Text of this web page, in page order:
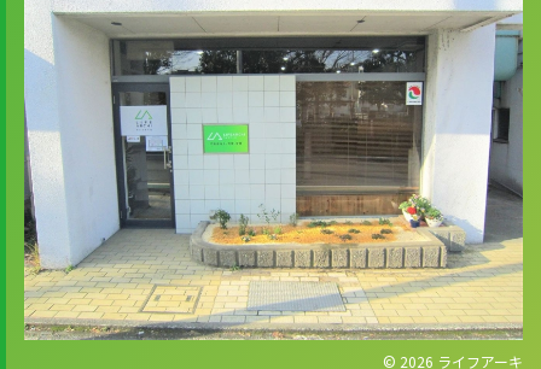
© 2026 ライフアーキ